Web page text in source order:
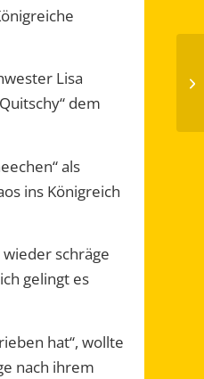
Lisa
dem
als
ins Königreich
schräge
gelingt es
hat“, wollte
nach ihrem